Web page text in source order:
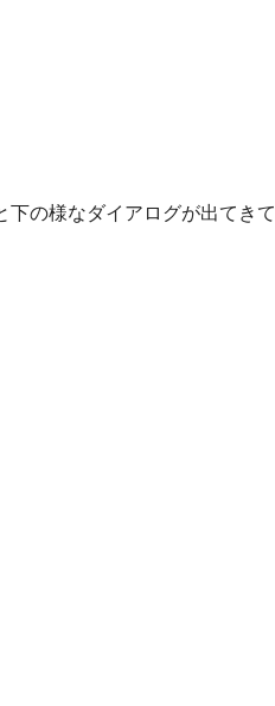
下の様なダイアログが出てきて